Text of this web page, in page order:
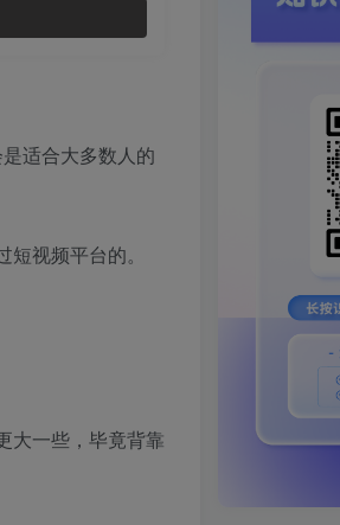
适合大多数人的
视频平台的。
大一些，毕竟背靠